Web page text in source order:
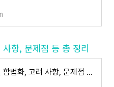
항, 문제점 등 총 정리
산분장 정의 및 합법화, 고려 사항, 문제점 등 총 정리